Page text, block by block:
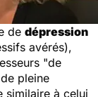
de dépression
avérés),
"de
pleine
similaire à celui